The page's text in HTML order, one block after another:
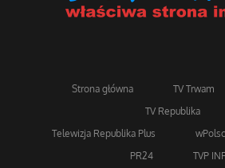
Strona główna TV Trwam
TV Republika
Telewizja Republika Plus
PR24
TVP